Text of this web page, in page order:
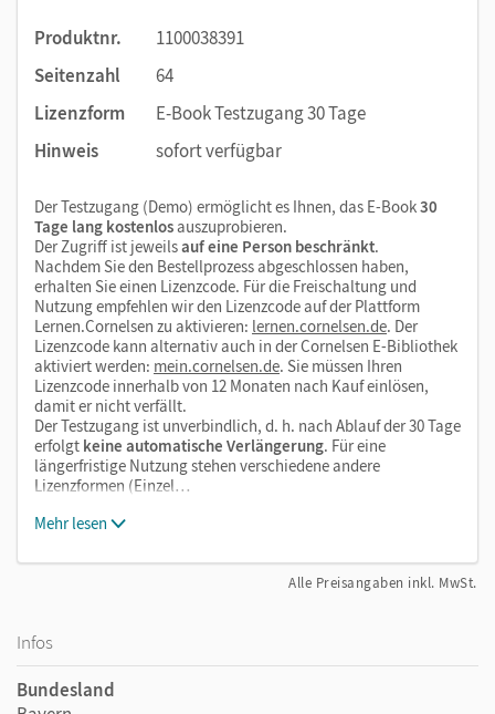
Produktnr.
1100038391
Seitenzahl
64
Lizenzform
E-Book Testzugang 30 Tage
Hinweis
sofort verfügbar
Der Testzugang (Demo) ermöglicht es Ihnen, das E-Book30
Tage lang kostenlosauszuprobieren.
Der Zugriff ist jeweilsauf eine Person beschränkt.
Nachdem Sie den Bestellprozess abgeschlossen haben,
erhalten Sie einen Lizenzcode. Für die Freischaltung und
Nutzung empfehlen wir den Lizenzcode auf der Plattform
Lernen.Cornelsen zu aktivieren: lernen.cornelsen.de. Der
Lizenzcode kann alternativ auch in der Cornelsen E-Bibliothek
aktiviert werden: mein.cornelsen.de. Sie müssen Ihren
Lizenzcode innerhalb von 12 Monaten nach Kauf einlösen,
damit er nicht verfällt.
Der Testzugang ist unverbindlich, d. h. nach Ablauf der 30 Tage
erfolgt keine automatische Verlängerung. Für eine
längerfristige Nutzung stehen verschiedene andere
Lizenzformen (Einzel…
Mehr lesen
Alle Preisangaben inkl. MwSt.
Infos
Bundesland